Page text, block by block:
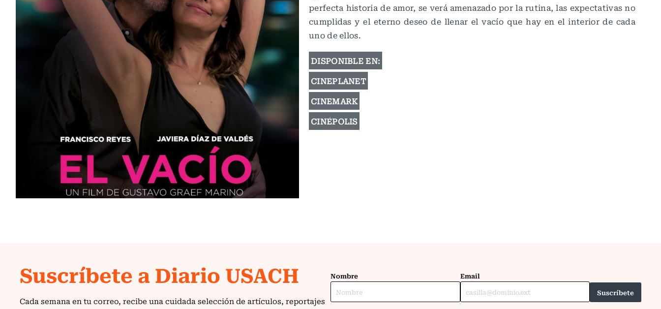
perfecta historia de amor, se verá amenazado por la rutina, las expectativas no
cumplidas y el eterno deseo de llenar el vacío que hay en el interior de cada
uno de ellos.
DISPONIBLE EN:
CINEPLANET
CINEMARK
CINÉPOLIS